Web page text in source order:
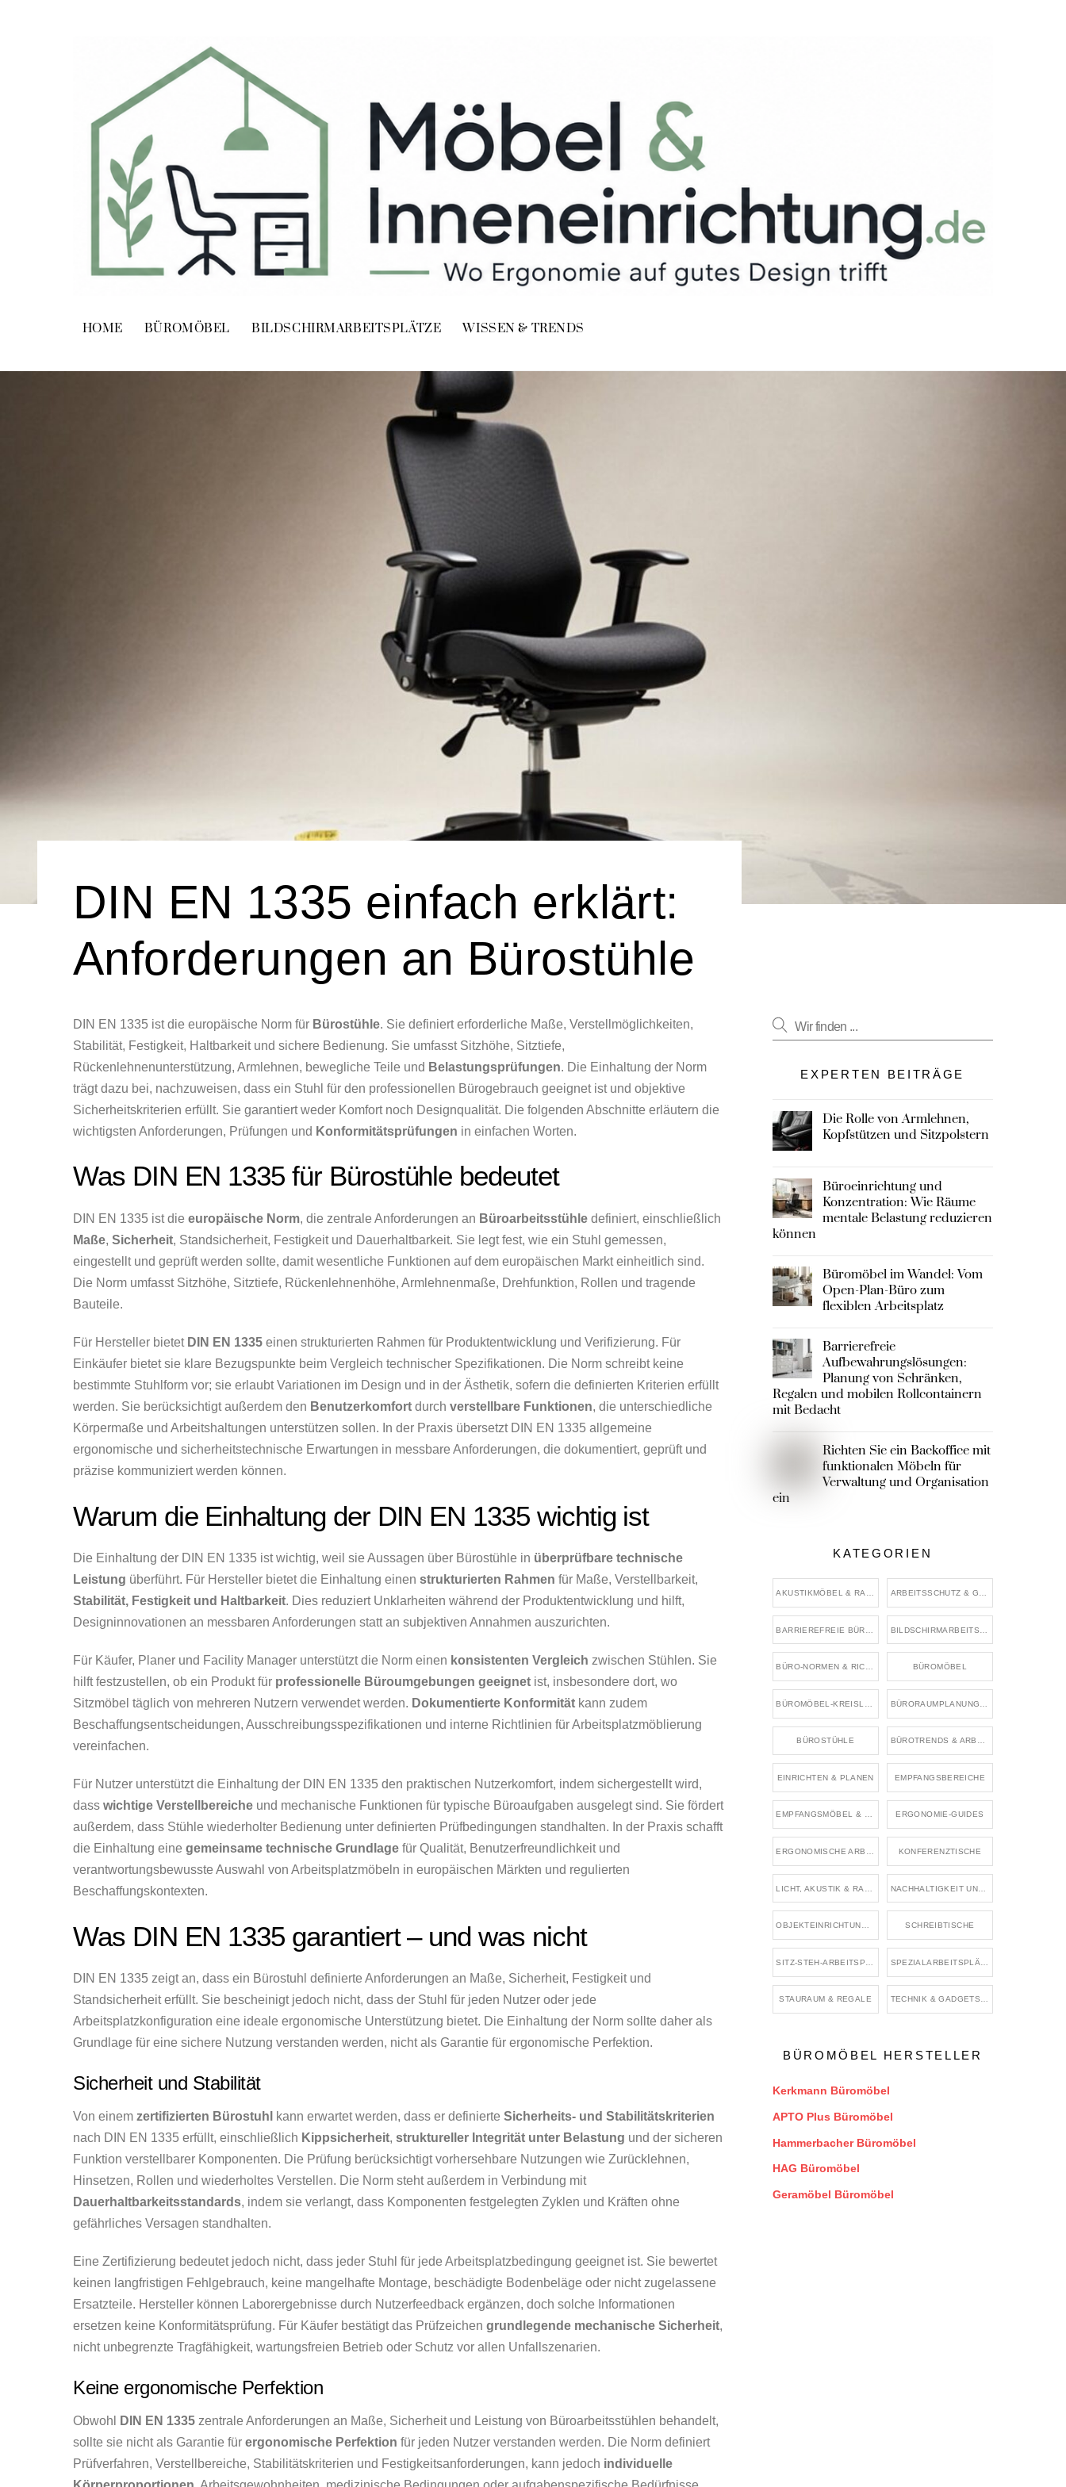
HOME BÜROMÖBEL BILDSCHIRMARBEITSPLÄTZE WISSEN & TRENDS
DIN EN 1335 einfach erklärt:
Anforderungen an Bürostühle
DIN EN 1335 ist die europäische Norm für Bürostühle. Sie definiert erforderliche Maße, Verstellmöglichkeiten,
Stabilität, Festigkeit, Haltbarkeit und sichere Bedienung. Sie umfasst Sitzhöhe, Sitztiefe,
Rückenlehnenunterstützung, Armlehnen, bewegliche Teile und Belastungsprüfungen. Die Einhaltung der Norm
trägt dazu bei, nachzuweisen, dass ein Stuhl für den professionellen Bürogebrauch geeignet ist und objektive
Sicherheitskriterien erfüllt. Sie garantiert weder Komfort noch Designqualität. Die folgenden Abschnitte erläutern die
wichtigsten Anforderungen, Prüfungen und Konformitätsprüfungen in einfachen Worten.
Was DIN EN 1335 für Bürostühle bedeutet
DIN EN 1335 ist die europäische Norm, die zentrale Anforderungen an Büroarbeitsstühle definiert, einschließlich
Maße, Sicherheit, Standsicherheit, Festigkeit und Dauerhaltbarkeit. Sie legt fest, wie ein Stuhl gemessen,
eingestellt und geprüft werden sollte, damit wesentliche Funktionen auf dem europäischen Markt einheitlich sind.
Die Norm umfasst Sitzhöhe, Sitztiefe, Rückenlehnenhöhe, Armlehnenmaße, Drehfunktion, Rollen und tragende
Bauteile.
Für Hersteller bietet DIN EN 1335 einen strukturierten Rahmen für Produktentwicklung und Verifizierung. Für
Einkäufer bietet sie klare Bezugspunkte beim Vergleich technischer Spezifikationen. Die Norm schreibt keine
bestimmte Stuhlform vor; sie erlaubt Variationen im Design und in der Ästhetik, sofern die definierten Kriterien erfüllt
werden. Sie berücksichtigt außerdem den Benutzerkomfort durch verstellbare Funktionen, die unterschiedliche
Körpermaße und Arbeitshaltungen unterstützen sollen. In der Praxis übersetzt DIN EN 1335 allgemeine
ergonomische und sicherheitstechnische Erwartungen in messbare Anforderungen, die dokumentiert, geprüft und
präzise kommuniziert werden können.
Warum die Einhaltung der DIN EN 1335 wichtig ist
Die Einhaltung der DIN EN 1335 ist wichtig, weil sie Aussagen über Bürostühle in überprüfbare technische
Leistung überführt. Für Hersteller bietet die Einhaltung einen strukturierten Rahmen für Maße, Verstellbarkeit,
Stabilität, Festigkeit und Haltbarkeit. Dies reduziert Unklarheiten während der Produktentwicklung und hilft,
Designinnovationen an messbaren Anforderungen statt an subjektiven Annahmen auszurichten.
Für Käufer, Planer und Facility Manager unterstützt die Norm einen konsistenten Vergleich zwischen Stühlen. Sie
hilft festzustellen, ob ein Produkt für professionelle Büroumgebungen geeignet ist, insbesondere dort, wo
Sitzmöbel täglich von mehreren Nutzern verwendet werden. Dokumentierte Konformität kann zudem
Beschaffungsentscheidungen, Ausschreibungsspezifikationen und interne Richtlinien für Arbeitsplatzmöblierung
vereinfachen.
Für Nutzer unterstützt die Einhaltung der DIN EN 1335 den praktischen Nutzerkomfort, indem sichergestellt wird,
dass wichtige Verstellbereiche und mechanische Funktionen für typische Büroaufgaben ausgelegt sind. Sie fördert
außerdem, dass Stühle wiederholter Bedienung unter definierten Prüfbedingungen standhalten. In der Praxis schafft
die Einhaltung eine gemeinsame technische Grundlage für Qualität, Benutzerfreundlichkeit und
verantwortungsbewusste Auswahl von Arbeitsplatzmöbeln in europäischen Märkten und regulierten
Beschaffungskontexten.
Was DIN EN 1335 garantiert – und was nicht
DIN EN 1335 zeigt an, dass ein Bürostuhl definierte Anforderungen an Maße, Sicherheit, Festigkeit und
Standsicherheit erfüllt. Sie bescheinigt jedoch nicht, dass der Stuhl für jeden Nutzer oder jede
Arbeitsplatzkonfiguration eine ideale ergonomische Unterstützung bietet. Die Einhaltung der Norm sollte daher als
Grundlage für eine sichere Nutzung verstanden werden, nicht als Garantie für ergonomische Perfektion.
Sicherheit und Stabilität
Von einem zertifizierten Bürostuhl kann erwartet werden, dass er definierte Sicherheits- und Stabilitätskriterien
nach DIN EN 1335 erfüllt, einschließlich Kippsicherheit, struktureller Integrität unter Belastung und der sicheren
Funktion verstellbarer Komponenten. Die Prüfung berücksichtigt vorhersehbare Nutzungen wie Zurücklehnen,
Hinsetzen, Rollen und wiederholtes Verstellen. Die Norm steht außerdem in Verbindung mit
Dauerhaltbarkeitsstandards, indem sie verlangt, dass Komponenten festgelegten Zyklen und Kräften ohne
gefährliches Versagen standhalten.
Eine Zertifizierung bedeutet jedoch nicht, dass jeder Stuhl für jede Arbeitsplatzbedingung geeignet ist. Sie bewertet
keinen langfristigen Fehlgebrauch, keine mangelhafte Montage, beschädigte Bodenbeläge oder nicht zugelassene
Ersatzteile. Hersteller können Laborergebnisse durch Nutzerfeedback ergänzen, doch solche Informationen
ersetzen keine Konformitätsprüfung. Für Käufer bestätigt das Prüfzeichen grundlegende mechanische Sicherheit,
nicht unbegrenzte Tragfähigkeit, wartungsfreien Betrieb oder Schutz vor allen Unfallszenarien.
Keine ergonomische Perfektion
Obwohl DIN EN 1335 zentrale Anforderungen an Maße, Sicherheit und Leistung von Büroarbeitsstühlen behandelt,
sollte sie nicht als Garantie für ergonomische Perfektion für jeden Nutzer verstanden werden. Die Norm definiert
Prüfverfahren, Verstellbereiche, Stabilitätskriterien und Festigkeitsanforderungen, kann jedoch individuelle
EXPERTEN BEITRÄGE
Die Rolle von Armlehnen,
Kopfstützen und Sitzpolstern
Büroeinrichtung und
Konzentration: Wie Räume
mentale Belastung reduzieren
können
Büromöbel im Wandel: Vom
Open-Plan-Büro zum
flexiblen Arbeitsplatz
Barrierefreie
Aufbewahrungslösungen:
Planung von Schränken,
Regalen und mobilen Rollcontainern
mit Bedacht
Richten Sie ein Backoffice mit
funktionalen Möbeln für
Verwaltung und Organisation
ein
KATEGORIEN
BÜROMÖBEL
BÜROSTÜHLE BÜROTRENDS & ARBEITSWELTEN
EINRICHTEN & PLANEN EMPFANGSBEREICHE
EMPFANGSMÖBEL & WARTEMÖBEL ERGONOMIE-GUIDES
KONFERENZTISCHE
OBJEKTEINRICHTUNG & BRANCHENRÄUME SCHREIBTISCHE
STAURAUM & REGALE TECHNIK & GADGETS FÜR DEN ARBEITSPLATZ
BÜROMÖBEL HERSTELLER
Kerkmann Büromöbel
APTO Plus Büromöbel
Hammerbacher Büromöbel
HAG Büromöbel
Geramöbel Büromöbel